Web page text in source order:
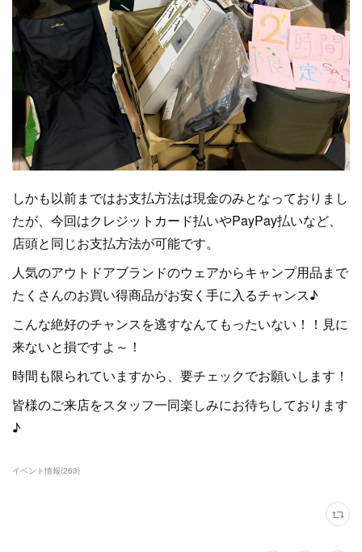
しかも以前まではお支払方法は現金のみとなっておりまし
たが、今回はクレジットカード払いやPayPay払いなど、
店頭と同じお支払方法が可能です。
人気のアウトドアブランドのウェアからキャンプ用品まで
たくさんのお買い得商品がお安く手に入るチャンス♪
こんな絶好のチャンスを逃すなんてもったいない！！見に
来ないと損ですよ～！
時間も限られていますから、要チェックでお願いします！
皆様のご来店をスタッフ一同楽しみにお待ちしております
♪
イベント情報(263)